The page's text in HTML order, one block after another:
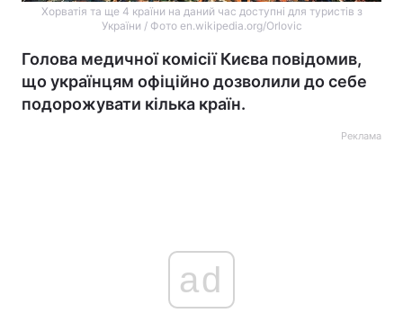
Хорватія та ще 4 країни на даний час доступні для туристів з
України / Фото en.wikipedia.org/Orlovic
Голова медичної комісії Києва повідомив,
що українцям офіційно дозволили до себе
подорожувати кілька країн.
Реклама
ad